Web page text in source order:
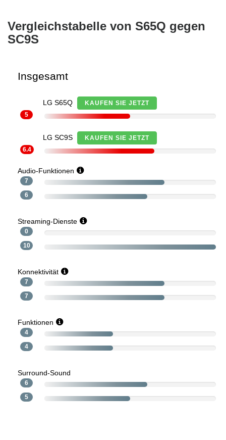
Vergleichstabelle von S65Q gegen
SC9S
Insgesamt
LG S65Q
KAUFEN SIE JETZT
5
LG SC9S
KAUFEN SIE JETZT
6.4
Audio-Funktionen
7
6
Streaming-Dienste
0
10
Konnektivität
7
7
Funktionen
4
4
Surround-Sound
6
5